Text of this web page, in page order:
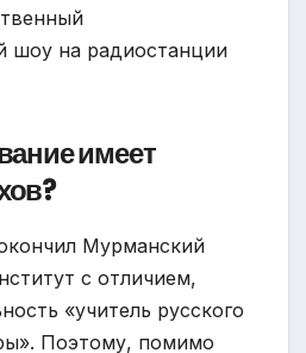
шоу на радиостанции
имеет
Мурманский
с отличием,
«учитель русского
Поэтому, помимо